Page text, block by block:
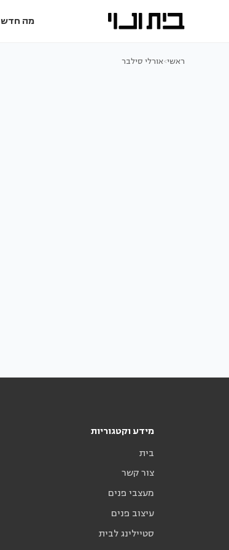
מה חדש
ראשי>אורלי סילבר
מידע וקטגוריות
בית
צור קשר
מעצבי פנים
עיצוב פנים
סטיילינג לבית